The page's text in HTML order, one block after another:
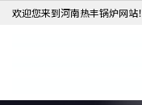
欢迎您来到河南热丰锅炉网站！